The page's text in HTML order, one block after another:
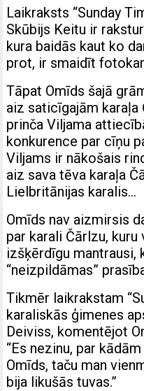
Laikraksts “Sunday
Skūbijs Keitu ir
kura baidās kaut ko
prot, ir smaidīt
Tāpat Omīds šajā
aiz saticīgajām karaļa
prinča Viljama
konkurence par cīņu
Viljams ir nākošais
aiz sava tēva karaļa
Lielbritānijas karalis…
Omīds nav aizmirsis
par karali Čārlzu,
izšķērdīgu mantrausi,
“neizpildāmas”
Tikmēr laikrakstam
karaliskās ģimenes
Deiviss, komentējot
“Es nezinu, par
Omīds, taču man
bija likušās tuvas.”